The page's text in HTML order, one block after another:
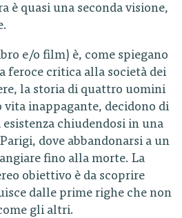
è quasi una seconda visione,
e/o film) è, come spiegano
feroce critica alla società dei
la storia di quattro uomini
inappagante, decidono di
chiudendosi in una
dove abbandonarsi a un
fino alla morte. La
obiettivo è da scoprire
dalle prime righe che non
gli altri.